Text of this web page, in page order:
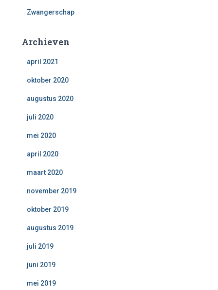
Zwangerschap
Archieven
april 2021
oktober 2020
augustus 2020
juli 2020
mei 2020
april 2020
maart 2020
november 2019
oktober 2019
augustus 2019
juli 2019
juni 2019
mei 2019